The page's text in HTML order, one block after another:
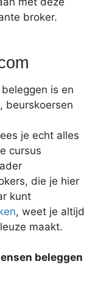
broker.
is en
beurskoersen
je echt alles
cursus
die je hier
kunt
, weet je altijd
maakt.
beleggen